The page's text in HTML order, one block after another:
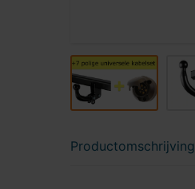
Productomschrijving